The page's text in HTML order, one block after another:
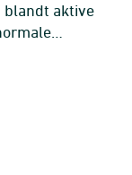
aktive
12,9 pct.